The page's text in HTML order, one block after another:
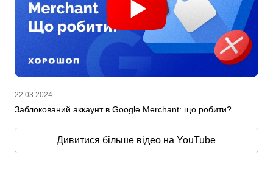
22.03.2024
Заблокований аккаунт в Google Merchant: що робити?
Дивитися більше відео на YouTube